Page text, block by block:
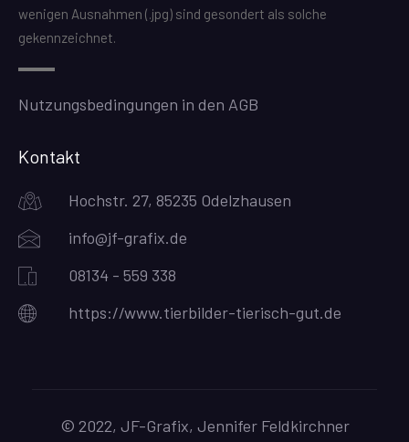
wenigen Ausnahmen (.jpg) sind gesondert als solche
gekennzeichnet.
Nutzungsbedingungen in den AGB
Kontakt
Hochstr. 27, 85235 Odelzhausen
info@jf-grafix.de
08134 - 559 338
https://www.tierbilder-tierisch-gut.de
© 2022, JF-Grafix, Jennifer Feldkirchner